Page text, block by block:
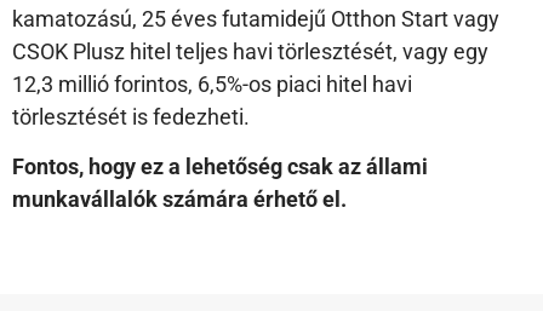
kamatozású, 25 éves futamidejű Otthon Start vagy
CSOK Plusz hitel teljes havi törlesztését, vagy egy
12,3 millió forintos, 6,5%-os piaci hitel havi
törlesztését is fedezheti.
Fontos, hogy ez a lehetőség csak az állami
munkavállalók számára érhető el.